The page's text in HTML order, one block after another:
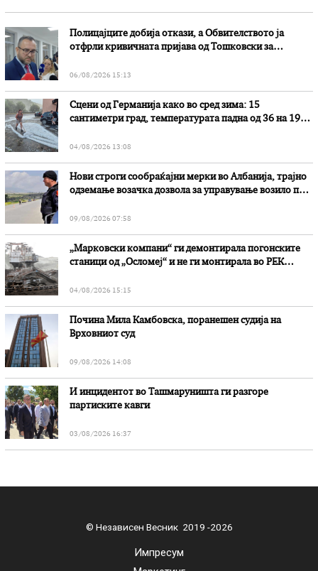
Полицајците добија откази, а Обвителството ја
отфрли кривичната пријава од Тошковски за
06/08/2026 15:13
Сцени од Германија како во сред зима: 15
сантиметри град, температурата падна од 36 на 19
04/08/2026 13:08
Нови строги сообраќајни мерки во Aлбанија, трајно
одземање возачка дозвола за управување возило под
09/08/2026 07:58
„Марковски компани“ ги демонтирала погонските
станици од „Осломеј“ и не ги монтирала во РЕК
04/08/2026 15:15
Почина Мила Камбовска, поранешен судија на
Врховниот суд
09/08/2026 14:08
И инцидентот во Ташмаруништa ги разгоре
партиските кавги
03/08/2026 16:37
© Независен Весник 2019 -2026
Импресум